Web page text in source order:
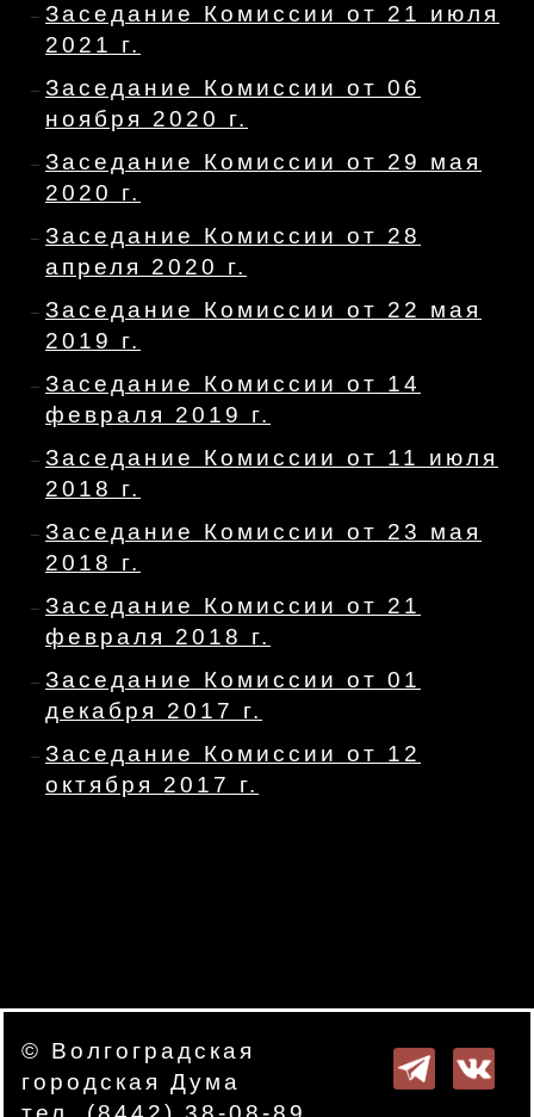
Заседание Комиссии от 21 июля
2021 г.
Заседание Комиссии от 06
ноября 2020 г.
Заседание Комиссии от 29 мая
2020 г.
Заседание Комиссии от 28
апреля 2020 г.
Заседание Комиссии от 22 мая
2019 г.
Заседание Комиссии от 14
февраля 2019 г.
Заседание Комиссии от 11 июля
2018 г.
Заседание Комиссии от 23 мая
2018 г.
Заседание Комиссии от 21
февраля 2018 г.
Заседание Комиссии от 01
декабря 2017 г.
Заседание Комиссии от 12
октября 2017 г.
© Волгоградская
городская Дума